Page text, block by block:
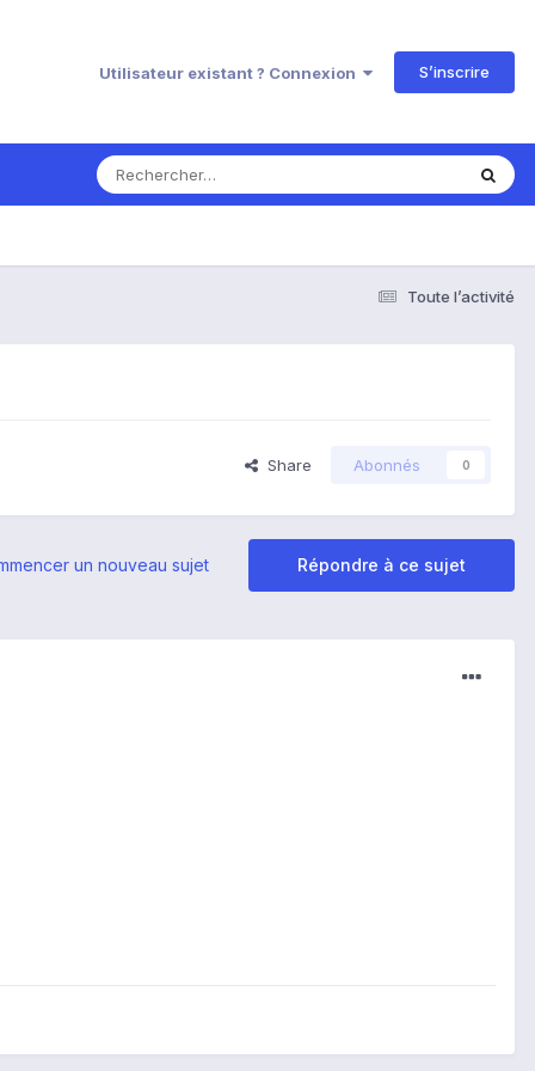
Utilisateur existant ? Connexion S’inscrire
Toute l’activité
Share Abonnés 0
Répondre à ce sujet
un nouveau sujet